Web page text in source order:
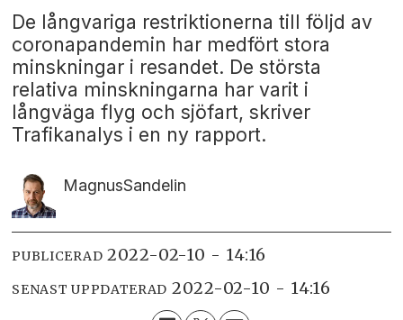
De långvariga restriktionerna till följd av
coronapandemin har medfört stora
minskningar i resandet. De största
relativa minskningarna har varit i
långväga flyg och sjöfart, skriver
Trafikanalys i en ny rapport.
MagnusSandelin
PUBLICERAD 2022-02-10 - 14:16
SENAST UPPDATERAD 2022-02-10 - 14:16